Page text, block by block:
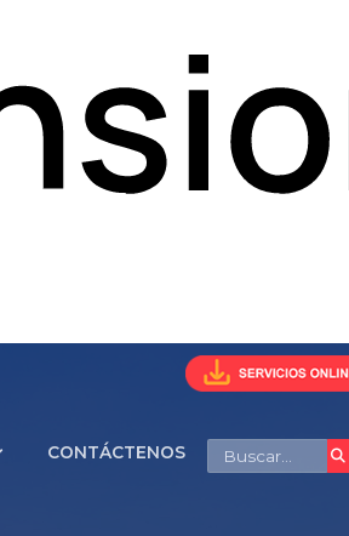
CONTÁCTENOS Buscar